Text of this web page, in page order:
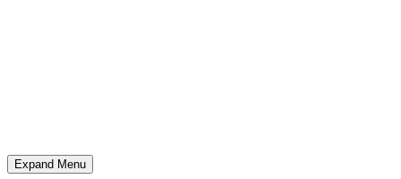
Expand Menu